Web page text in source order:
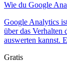
Wie du Google
Google Analytics
über das Verhalten
auswerten kannst.
Gratis